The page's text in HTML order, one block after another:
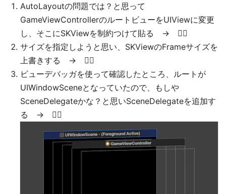
AutoLayoutの問題では？と思って
GameViewControllerのルートビューをUIViewに変更
し、そこにSKViewを制約つけて貼る → 🙅‍♀️
サイズを指定しようと思い、SKViewのFrameサイズを
上書きする → 🙅‍♀️
ビューデバッガを使って確認したところ、ルートが
UIWindowSceneとなっていたので、もしや
SceneDelegateかな？と思いSceneDelegateを追加す
る → 🙅‍♀️